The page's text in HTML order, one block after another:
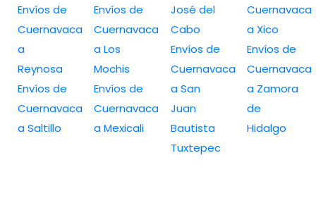
Envíos de
Cuernavaca
a
Reynosa
Envíos de
Cuernavaca
a Saltillo
Envíos de
Cuernavaca
a Los
Mochis
Envíos de
Cuernavaca
a Mexicali
José del
Cabo
Envíos de
Cuernavaca
a San
Juan
Bautista
Tuxtepec
Cuernavaca
a Xico
Envíos de
Cuernavaca
a Zamora
de
Hidalgo